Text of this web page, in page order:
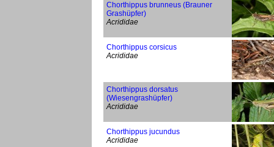
Chorthippus brunneus (Brauner
Grashüpfer)
Acrididae
Chorthippus corsicus
Acrididae
Chorthippus dorsatus
(Wiesengrashüpfer)
Acrididae
Chorthippus jucundus
Acrididae